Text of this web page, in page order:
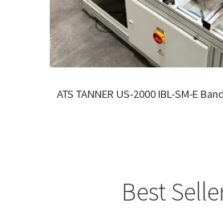
ATS TANNER US-2000 IBL-SM-E
Best